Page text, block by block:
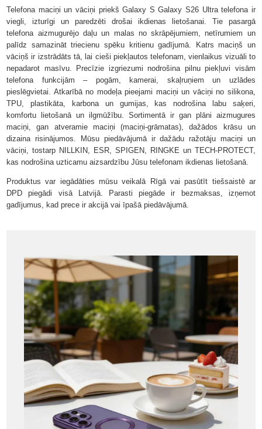
Telefona maciņi un vāciņi priekš Galaxy S Galaxy S26 Ultra telefona ir
viegli, izturīgi un paredzēti drošai ikdienas lietošanai. Tie pasargā
telefona aizmugurējo daļu un malas no skrāpējumiem, netīrumiem un
palīdz samazināt triecienu spēku kritienu gadījumā. Katrs maciņš un
vāciņš ir izstrādāts tā, lai cieši piekļautos telefonam, vienlaikus vizuāli to
nepadarot masīvu. Precīzie izgriezumi nodrošina pilnu piekļuvi visām
telefona funkcijām – pogām, kamerai, skaļruņiem un uzlādes
pieslēgvietai. Atkarībā no modeļa pieejami maciņi un vāciņi no silikona,
TPU, plastikāta, karbona un gumijas, kas nodrošina labu saķeri,
komfortu lietošanā un ilgmūžību. Sortimentā ir gan plāni aizmugures
maciņi, gan atveramie maciņi (maciņi-grāmatas), dažādos krāsu un
dizaina risinājumos. Mūsu piedāvājumā ir dažādu ražotāju maciņi un
vāciņi, tostarp NILLKIN, ESR, SPIGEN, RINGKE un TECH-PROTECT,
kas nodrošina uzticamu aizsardzību Jūsu telefonam ikdienas lietošanā.
Produktus var iegādāties mūsu veikalā Rīgā vai pasūtīt tiešsaistē ar
DPD piegādi visā Latvijā. Parasti piegāde ir bezmaksas, izņemot
gadījumus, kad prece ir akcijā vai īpašā piedāvājumā.